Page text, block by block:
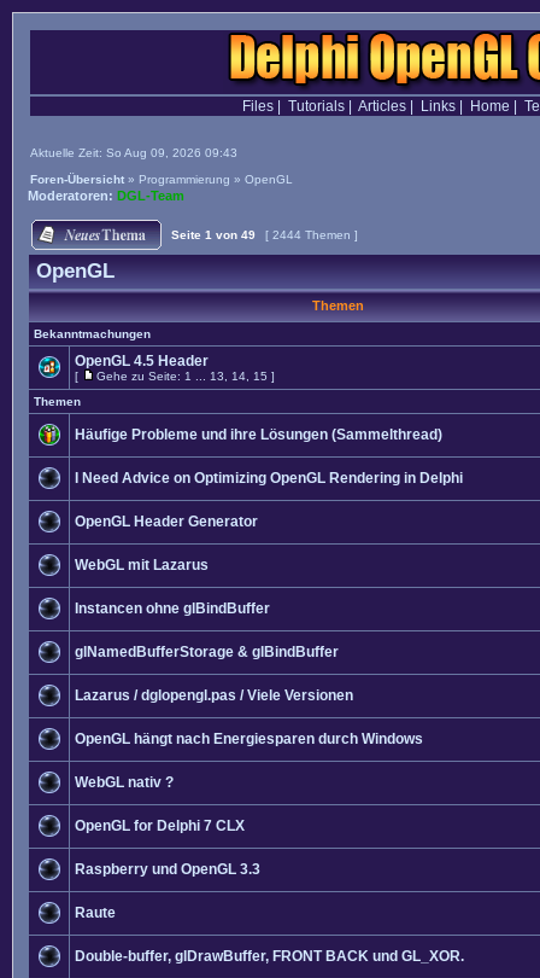
Files| Tutorials| Articles| Links| Home
Aktuelle Zeit: So Aug 09, 2026 09:43
Foren-Übersicht » Programmierung » OpenGL
Moderatoren: DGL-Team
Seite 1 von 49 [ 2444 Themen ]
OpenGL
Themen
Bekanntmachungen
OpenGL 4.5 Header
[ Gehe zu Seite: 1 13 14 15 ]
Themen
Häufige Probleme und ihre Lösungen (Sammelthread)
I Need Advice on Optimizing OpenGL Rendering in Delphi
OpenGL Header Generator
WebGL mit Lazarus
Instancen ohne glBindBuffer
glNamedBufferStorage & glBindBuffer
Lazarus / dglopengl.pas / Viele Versionen
OpenGL hängt nach Energiesparen durch Windows
WebGL nativ ?
OpenGL for Delphi 7 CLX
Raspberry und OpenGL 3.3
Raute
Double-buffer, glDrawBuffer, FRONT BACK und GL_XOR.